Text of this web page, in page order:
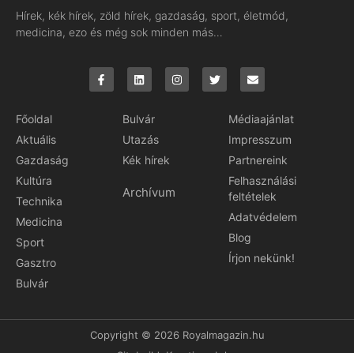
Hírek, kék hírek, zöld hírek, gazdaság, sport, életmód,
medicina, ezo és még sok minden más…
Főoldal
Aktuális
Gazdaság
Kultúra
Technika
Medicina
Sport
Gasztro
Bulvár
Bulvár
Utazás
Kék hírek
Archívum
Médiaajánlat
Impresszum
Partnereink
Felhasználási
feltételek
Adatvédelem
Blog
Írjon nekünk!
Copyright © 2026 Royalmagazin.hu